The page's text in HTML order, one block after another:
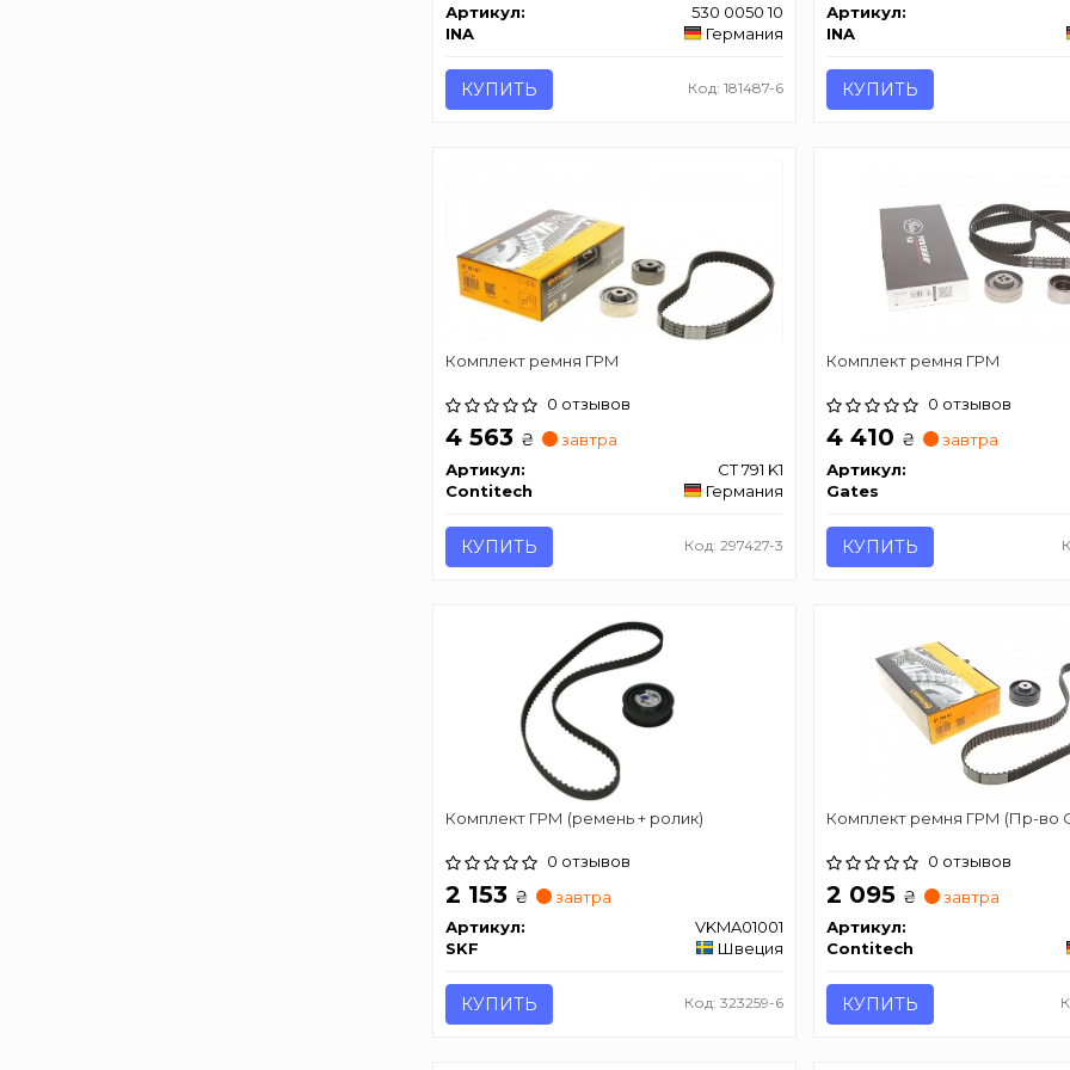
Артикул:
530 0050 10
INA
Германия
КУПИТЬ Код: 181487-6
Артикул:
INA
КУПИТЬ
Комплект ремня ГРМ
0 отзывов
4 563 ₴
завтра
Артикул:
CT 791 K1
Contitech
Германия
КУПИТЬ Код: 297427-3
Комплект ремня ГРМ
0 отзывов
4 410 ₴
завтра
Артикул:
Gates
КУПИТЬ
Комплект ГРМ (ремень + ролик)
0 отзывов
2 153 ₴
завтра
Артикул:
VKMA01001
SKF
Швеция
КУПИТЬ Код: 323259-6
Комплект ремня ГРМ (Пр-во
0 отзывов
2 095 ₴
завтра
Артикул:
Contitech
КУПИТЬ